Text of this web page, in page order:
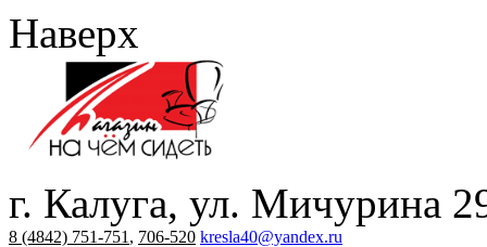
Наверх
г. Калуга, ул. Мичурина
8 (4842) 751-751 , 706-520 kresla40@yandex.ru